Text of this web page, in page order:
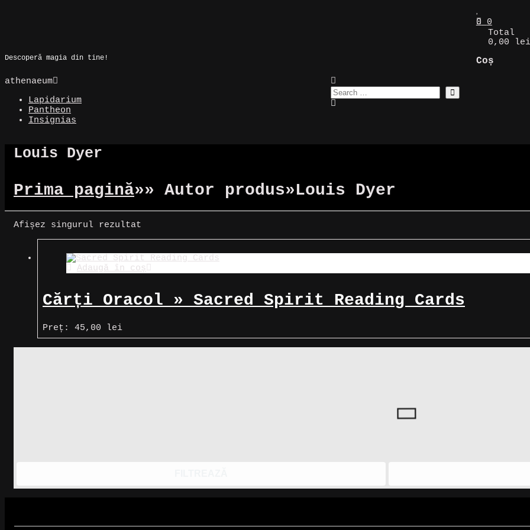
Descoperă magia din tine!
0
0
Total
0,00 lei
Coș
athenaeum
Lapidarium
Pantheon
Insignias
Louis Dyer
Prima pagină»» Autor produs»Louis Dyer
Afișez singurul rezultat
Adaugă în coș
Cărți Oracol » Sacred Spirit Reading Cards
Preț: 45,00 lei